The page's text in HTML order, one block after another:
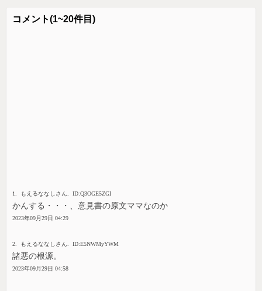
コメント(1~20件目)
1. もえるななしさん. ID:Q3OGE5ZGI
かんする・・・、意見書の原文ママなのか
2023年09月29日 04:29
2. もえるななしさん. ID:E5NWMyYWM
諸悪の根源。
2023年09月29日 04:58